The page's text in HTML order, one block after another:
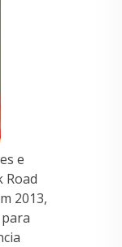
e
Road
2013,